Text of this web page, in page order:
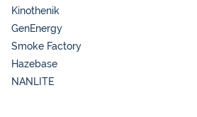
Kinothenik
GenEnergy
Smoke Factory
Hazebase
NANLITE